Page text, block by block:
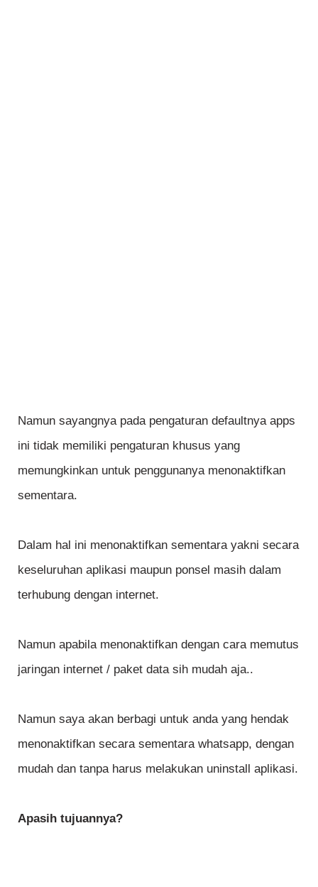
Namun sayangnya pada pengaturan defaultnya apps
ini tidak memiliki pengaturan khusus yang
memungkinkan untuk penggunanya menonaktifkan
sementara.
Dalam hal ini menonaktifkan sementara yakni secara
keseluruhan aplikasi maupun ponsel masih dalam
terhubung dengan internet.
Namun apabila menonaktifkan dengan cara memutus
jaringan internet / paket data sih mudah aja..
Namun saya akan berbagi untuk anda yang hendak
menonaktifkan secara sementara whatsapp, dengan
mudah dan tanpa harus melakukan uninstall aplikasi.
Apasih tujuannya?